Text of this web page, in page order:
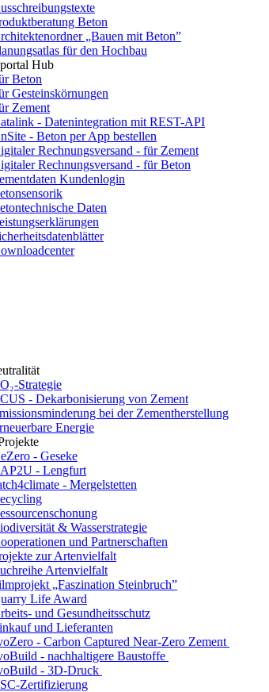
Beton
„Bauen mit Beton”
für den Hochbau
Hub
Beton
Gesteinskörnungen
Zement
- Datenintegration mit REST-API
- Beton per App bestellen
Rechnungsversand - für Zement
Rechnungsversand - für Beton
Kundenlogin
Daten
Strategie
- Dekarbonisierung von Zement
bei der Zementherstellung
Energie
- Geseke
- Lengfurt
- Mergelstetten
& Wasserstrategie
und Partnerschaften
zur Artenvielfalt
Artenvielfalt
„Faszination Steinbruch”
Life Award
und Gesundheitsschutz
und Lieferanten
- Carbon Captured Near-Zero Zement
- nachhaltigere Baustoffe
- 3D-Druck
Zertifizierung